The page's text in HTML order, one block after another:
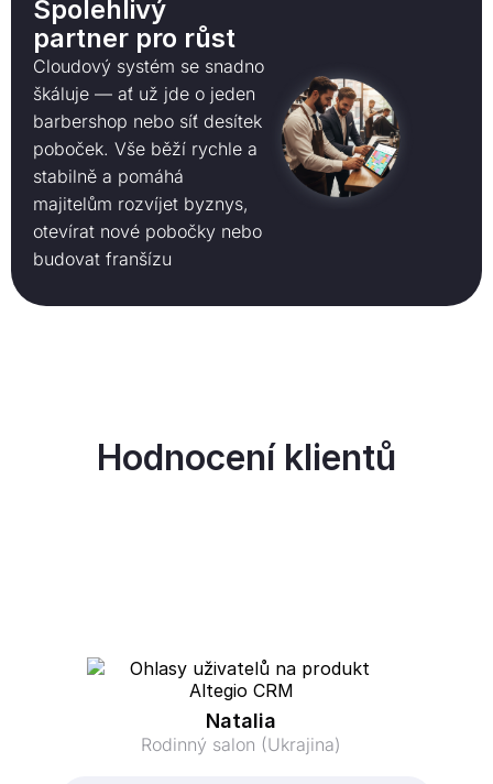
Spolehlivý
partner pro růst
Cloudový systém se snadno
škáluje — ať už jde o jeden
barbershop nebo síť desítek
poboček. Vše běží rychle a
stabilně a pomáhá
majitelům rozvíjet byznys,
otevírat nové pobočky nebo
budovat franšízu
Hodnocení klientů
Natalia
Rodinný salon (Ukrajina)